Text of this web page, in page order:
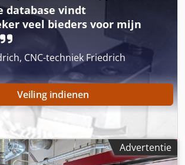
als gecombineerde set voor optimale
40 - 350 g/m² (27 lb tekst tot 122 lb
 Opwikkelen tot 125 cm
database vindt
veel bieders voor mijn
CNC-techniek Friedrich
Veiling indienen
Advertentie